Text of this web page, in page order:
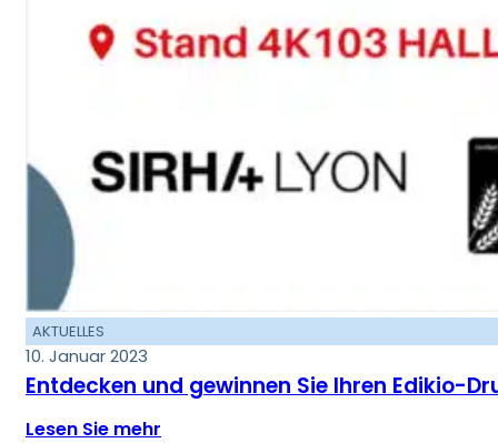
AKTUELLES
10. Januar 2023
Entdecken und gewinnen Sie Ihren Edikio-
Lesen Sie mehr